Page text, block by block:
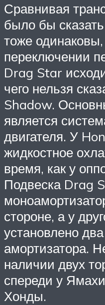
Сравнивая
было бы
тоже
переключении
Drag Star
чего нельзя
Shadow.
является
двигателя. У
жидкостное
время, как у
Подвеска Drag
стороне, а у
установлено
амортизатора.
наличии двух
спереди у
Хонды.